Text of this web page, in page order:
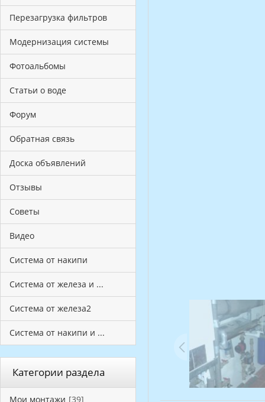
Перезагрузка фильтров
Модернизация системы
Фотоальбомы
Статьи о воде
Форум
Обратная связь
Доска объявлений
Отзывы
Советы
Видео
Система от накипи
Система от железа и ...
Система от железа2
Система от накипи и ...
Категории раздела
Мои монтажи [39]